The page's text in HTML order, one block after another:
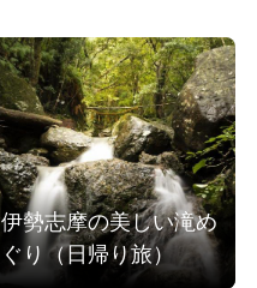
伊勢志摩の美しい滝め
ぐり（日帰り旅）